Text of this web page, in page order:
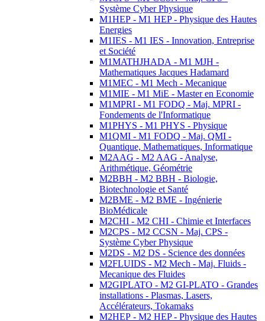
Système Cyber Physique
M1HEP - M1 HEP - Physique des Hautes
Energies
M1IES - M1 IES - Innovation, Entreprise
et Société
M1MATHJHADA - M1 MJH -
Mathematiques Jacques Hadamard
M1MEC - M1 Mech - Mecanique
M1MIE - M1 MiE - Master en Economie
M1MPRI - M1 FODQ - Maj. MPRI -
Fondements de l'Informatique
M1PHYS - M1 PHYS - Physique
M1QMI - M1 FODQ - Maj. QMI -
Quantique, Mathematiques, Informatique
M2AAG - M2 AAG - Analyse,
Arithmétique, Géométrie
M2BBH - M2 BBH - Biologie,
Biotechnologie et Santé
M2BME - M2 BME - Ingénierie
BioMédicale
M2CHI - M2 CHI - Chimie et Interfaces
M2CPS - M2 CCSN - Maj. CPS -
Système Cyber Physique
M2DS - M2 DS - Science des données
M2FLUIDS - M2 Mech - Maj. Fluids -
Mecanique des Fluides
M2GIPLATO - M2 GI-PLATO - Grandes
installations - Plasmas, Lasers,
Accélérateurs, Tokamaks
M2HEP - M2 HEP - Physique des Hautes